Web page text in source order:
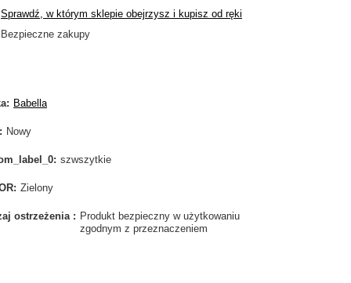
Sprawdź, w którym sklepie obejrzysz i kupisz od ręki
Bezpieczne zakupy
Babella
Nowy
szwszytkie
Zielony
ostrzeżenia
Produkt bezpieczny w użytkowaniu
zgodnym z przeznaczeniem